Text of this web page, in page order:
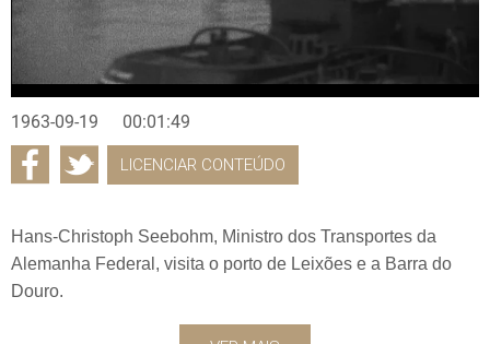
1963-09-19 00:01:49
LICENCIAR CONTEÚDO
Hans-Christoph Seebohm, Ministro dos Transportes da
Alemanha Federal, visita o porto de Leixões e a Barra do
Douro.